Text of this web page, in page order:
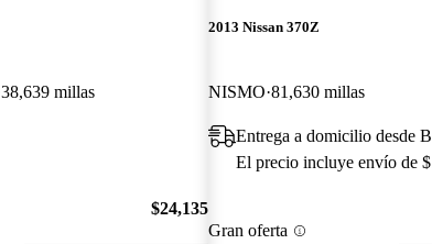
38,639 millas
$24,135
2013 Nissan 370Z
NISMO 81,630 millas
Entrega a domicilio desde
El precio incluye envío de
Gran oferta